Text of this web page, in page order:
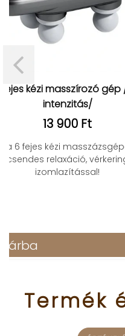
9
Blueidea
Otthoni
kijelzővel,
Termék